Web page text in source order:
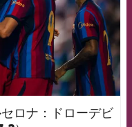
ロナ：ドローデビ